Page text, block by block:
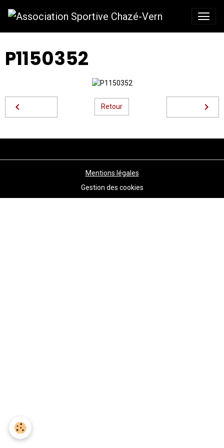
P1150352
Retour
Mentions légales
Gestion des cookies